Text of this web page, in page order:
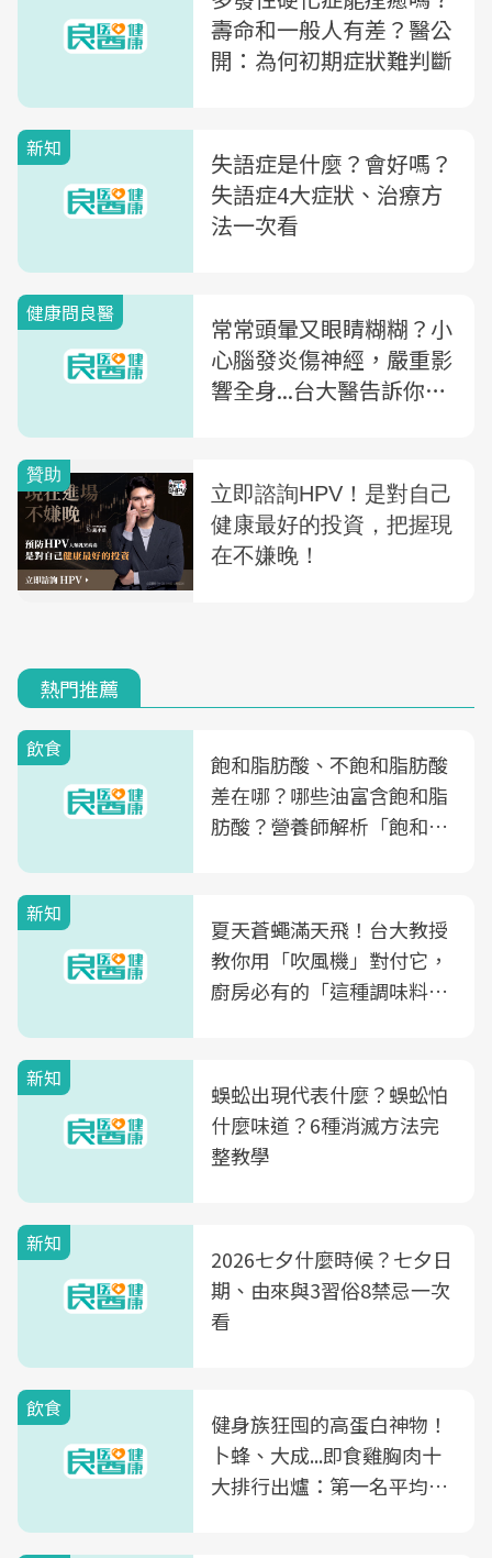
壽命和一般人有差？醫公
開：為何初期症狀難判斷
新知
失語症是什麼？會好嗎？
失語症4大症狀、治療方
法一次看
健康問良醫
常常頭暈又眼睛糊糊？小
心腦發炎傷神經，嚴重影
響全身...台大醫告訴你
熱門推薦
飲食
飽和脂肪酸、不飽和脂肪酸
差在哪？哪些油富含飽和脂
肪酸？營養師解析「飽和脂
新知
夏天蒼蠅滿天飛！台大教授
教你用「吹風機」對付它，
廚房必有的「這種調味料」
新知
蜈蚣出現代表什麼？蜈蚣怕
什麼味道？6種消滅方法完
整教學
新知
2026七夕什麼時候？七夕日
期、由來與3習俗8禁忌一次
看
飲食
健身族狂囤的高蛋白神物！
卜蜂、大成...即食雞胸肉十
大排行出爐：第一名平均一